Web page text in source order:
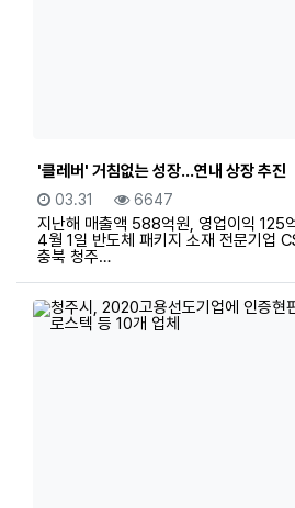
'클레버' 거침없는 성장...연내 상장 추진
등록일
03.31 조회
6647
지난해 매출액 588억원, 영업이익 125
4월 1일 반도체 패키지 소재 전문기업
충북 청주…